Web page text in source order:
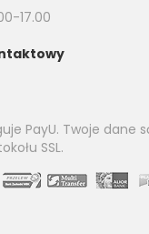
17.00
PayU. Twoje dane
SSL.